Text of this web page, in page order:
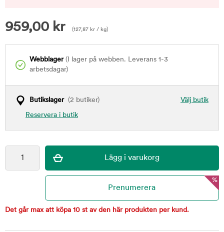
959,00 kr (127,87 kr / kg)
Webblager(I lager på webben. Leverans 1-3
arbetsdagar)
Välj butik
Butikslager(2 butiker)
Reservera i butik
%
Det går max att köpa 10 st av den här produkten per kund.